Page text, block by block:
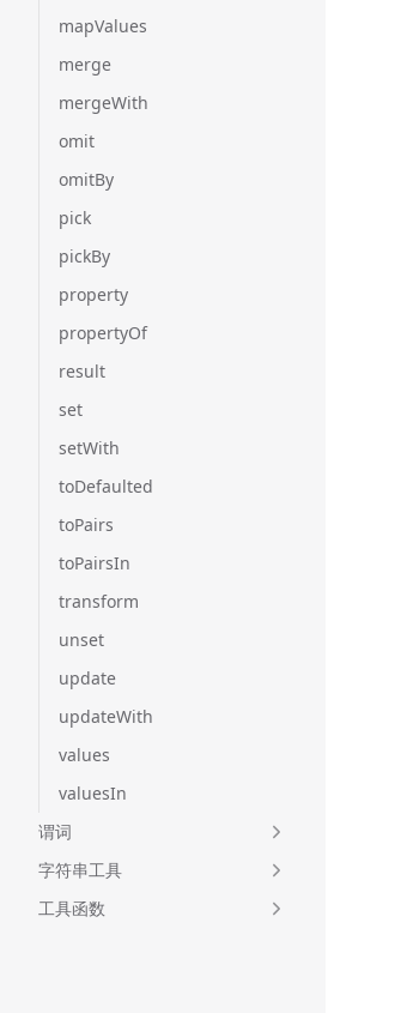
mapValues
merge
mergeWith
omit
omitBy
pick
pickBy
property
propertyOf
result
set
setWith
toDefaulted
toPairs
toPairsIn
transform
unset
update
updateWith
values
valuesIn
谓词
字符串工具
工具函数